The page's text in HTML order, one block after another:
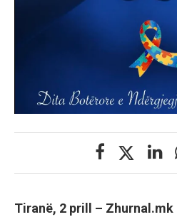
Tiranë, 2 prill – Zhurnal.mk